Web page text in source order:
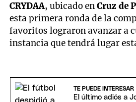
CRYDAA, ubicado enCruz de
esta primera ronda de la
favoritos lograron avanzar a
instancia que tendrá lugar
TE PUEDE INTERESAR
El último adiós a